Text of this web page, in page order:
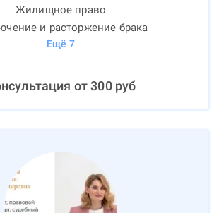
Жилищное право
и расторжение брака
Ещё 7
от300руб